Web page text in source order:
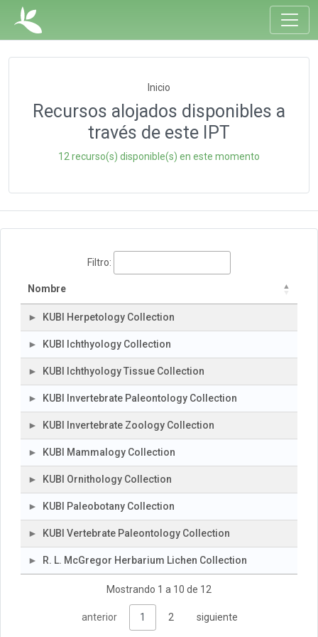
Inicio
Recursos alojados disponibles a
través de este IPT
12 recurso(s) disponible(s) en este momento
Filtro:
Nombre
KUBI Herpetology Collection
KUBI Ichthyology Collection
KUBI Ichthyology Tissue Collection
KUBI Invertebrate Paleontology Collection
KUBI Invertebrate Zoology Collection
KUBI Mammalogy Collection
KUBI Ornithology Collection
KUBI Paleobotany Collection
KUBI Vertebrate Paleontology Collection
R. L. McGregor Herbarium Lichen Collection
Mostrando 1 a 10 de 12
anterior 1 2 siguiente